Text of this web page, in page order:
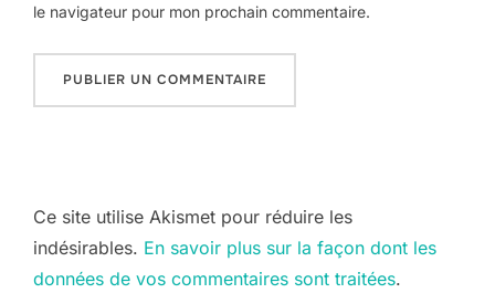
le navigateur pour mon prochain commentaire.
Ce site utilise Akismet pour réduire les
indésirables. En savoir plus sur la façon dont les
données de vos commentaires sont traitées.